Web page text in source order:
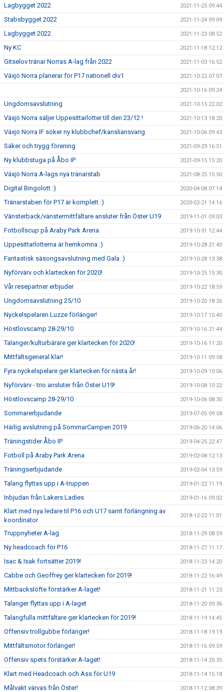
Lagbygget 2022 2021-11-25 09:44
Stabsbygget 2022 2021-11-24 09:09
Lagbygget 2022 2021-11-23 08:52
Ny KC 2021-11-18 12:12
Gitselov tränar Norras A-lag från 2022 2021-11-03 16:52
Växjö Norra planerar för P17 nationell div1 2021-10-22 07:07
2021-10-16 09:24
Ungdomsavslutning 2021-10-15 22:02
Växjö Norra säljer Uppesittarlotter till den 23/12 ! 2021-10-13 18:20
Växjö Norra IF söker ny klubbchef/kansliansvarig 2021-10-06 09:43
Säker och trygg förening 2021-09-29 16:51
Ny klubbstuga på Åbo IP 2021-09-15 15:20
Växjö Norra A-lags nya tränarstab 2021-08-25 15:50
Digital Bingolott :) 2020-04-08 07:14
Tränarstaben för P17 är komplett :) 2020-02-21 14:16
Vänsterback/vänstermittfältare ansluter från Öster U19 2019-11-01 09:03
Fotbollscup på Araby Park Arena 2019-10-31 12:44
Uppesittarlotterna är hemkomna :) 2019-10-28 21:40
Fantastisk säsongsavslutning med Gala :) 2019-10-28 13:38
Nyförvärv och klartecken för 2020! 2019-10-25 15:30
Vår resepartner erbjuder 2019-10-22 18:59
Ungdomsavslutning 25/10 2019-10-20 18:26
Nyckelspelaren Luzze förlänger! 2019-10-17 15:40
Höstlovscamp 28-29/10 2019-10-16 21:44
Talanger/kulturbärare ger klartecken för 2020! 2019-10-16 11:20
Mittfältsgeneral klar! 2019-10-11 09:58
Fyra nyckelspelare ger klartecken för nästa år! 2019-10-09 10:06
Nyförvärv - trio ansluter från Öster U19! 2019-10-08 10:22
Höstlovscamp 28-29/10 2019-10-06 08:30
Sommarerbjudande 2019-07-05 09:58
Härlig avslutning på SommarCampen 2019 2019-06-20 14:06
Träningstider Åbo IP 2019-04-25 22:47
Fotboll på Araby Park Arena 2019-02-08 12:13
Träningserbjudande 2019-02-04 13:59
Talang flyttas upp i A-truppen 2019-01-22 11:19
Inbjudan från Lakers Ladies 2019-01-16 09:02
Klart med nya ledare til P16 och U17 samt förlängning av
koordinator
2018-12-22 11:01
Truppnyheter A-lag 2018-11-29 08:59
Ny headcoach för P16 2018-11-27 11:17
Isac & Isak fortsätter 2019! 2018-11-23 14:20
Cabbe och Geoffrey ger klartecken för 2019! 2018-11-22 16:49
Mittbackslöfte förstärker A-laget! 2018-11-21 11:23
Talanger flyttas upp i A-laget 2018-11-20 09:36
Talangfulla mittfältare ger klartecken för 2019! 2018-11-19 14:45
Offensiv trollgubbe förlänger! 2018-11-18 19:19
Mittfältsmotor förlänger! 2018-11-16 09:59
Offensiv spets förstärker A-laget! 2018-11-14 20:35
Klart med Headcoach och Ass för U19 2018-11-14 15:18
Målvakt värvas från Öster! 2018-11-12 08:39